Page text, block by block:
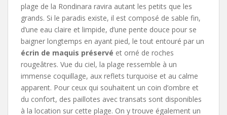
plage de la Rondinara ravira autant les petits que les
grands. Si le paradis existe, il est composé de sable fin,
d’une eau claire et limpide, d’une pente douce pour se
baigner longtemps en ayant pied, le tout entouré par un
écrin de maquis préservé et orné de roches
rougeâtres. Vue du ciel, la plage ressemble à un
immense coquillage, aux reflets turquoise et au calme
apparent. Pour ceux qui souhaitent un coin d’ombre et
du confort, des paillotes avec transats sont disponibles
à la location sur cette plage. On y trouve également un